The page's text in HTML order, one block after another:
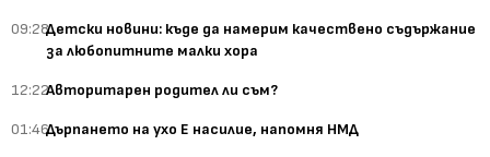
09:28Детски новини: къде да намерим качествено съдържание
за любопитните малки хора
12:22Авторитарен родител ли съм?
01:46Дърпането на ухо Е насилие, напомня НМД